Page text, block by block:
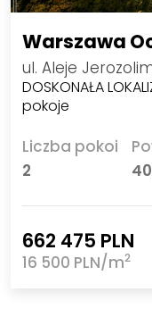
Warszawa
ul. Aleje
DOSKONAŁA
pokoje
Liczba pokoi
2
662 475 PLN
16 500 PLN/m2